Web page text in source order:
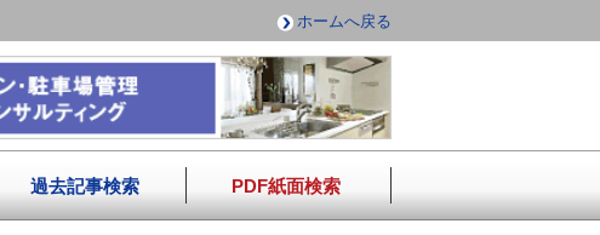
ホームへ戻る
過去記事検索 PDF紙面検索